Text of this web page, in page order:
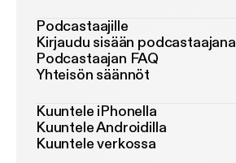
Podcastaajille
Kirjaudu sisään podcastaajana
Podcastaajan FAQ
Yhteisön säännöt
Kuuntele iPhonella
Kuuntele Androidilla
Kuuntele verkossa